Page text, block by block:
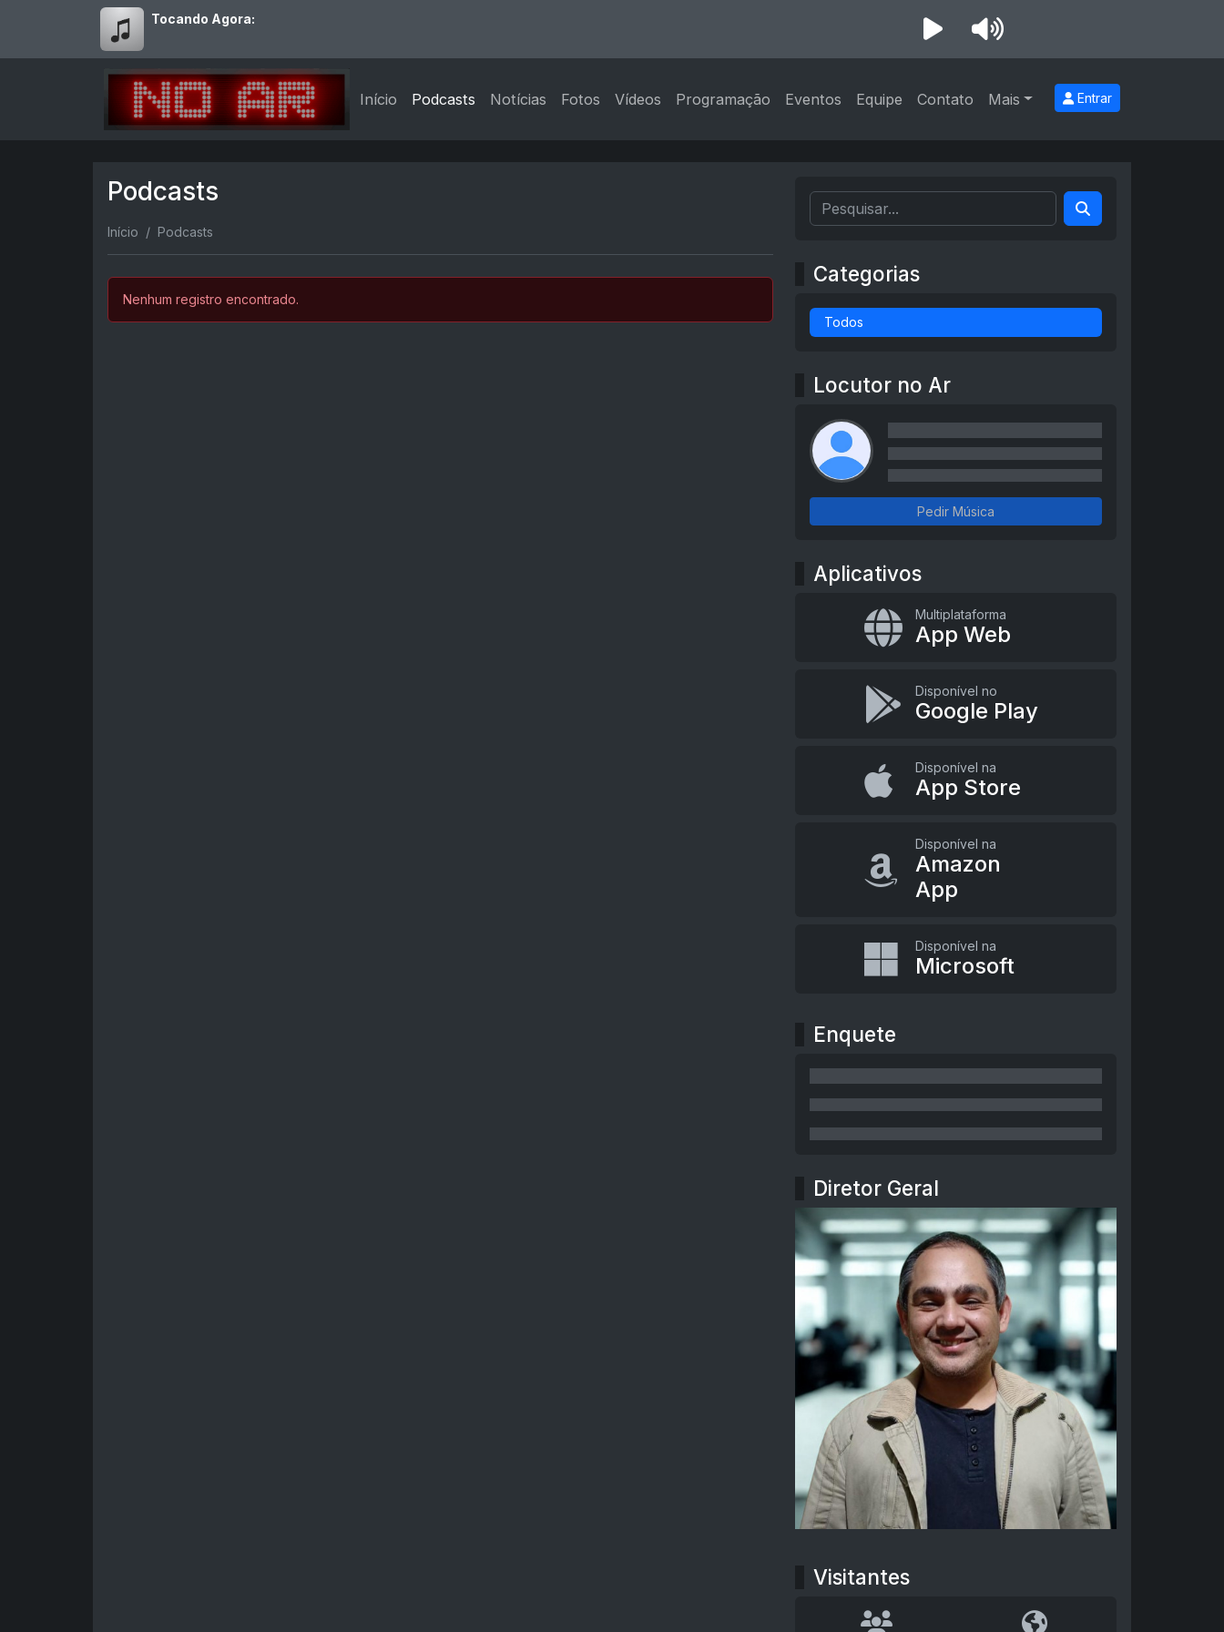
Tocando Agora:
Início Podcasts Notícias Fotos Vídeos Programação Eventos Equipe Contato Mais Entrar
Podcasts
Início Podcasts
Nenhum registro encontrado.
Categorias
Todos
Locutor no Ar
Pedir Música
Aplicativos
Multiplataforma
App Web
Disponível no
Google Play
Disponível na
App Store
Disponível na
Amazon
App
Disponível na
Microsoft
Enquete
Diretor Geral
Visitantes